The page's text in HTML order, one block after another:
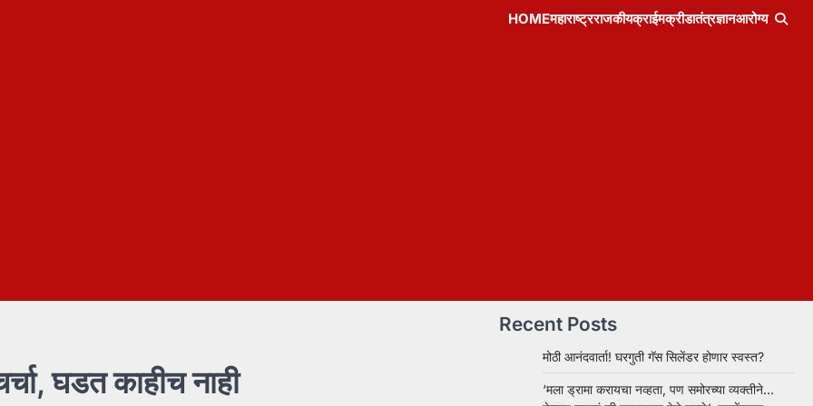
HOMEमहाराष्ट्रराजकीयक्राईमक्रीडातंत्रज्ञानआरोग्य
घडत काहीच नाही
Recent Posts
मोठी आनंदवार्ता! घरगुती गॅस सिलेंडर होणार स्वस्त?
‘मला ड्रामा करायचा नव्हता, पण समोरच्या व्यक्तीने…